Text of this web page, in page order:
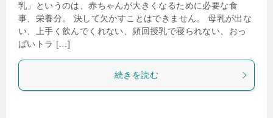
乳」というのは、赤ちゃんが大きくなるために必要な食
事、栄養分。 決して欠かすことはできません。 母乳が出な
い、上手く飲んでくれない、頻回授乳で寝られない、おっ
ぱいトラ […]
続きを読む